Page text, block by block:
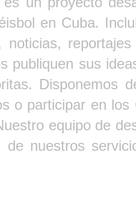
en Cuba.
noticias,
publiquen sus
Disponemos
o participar en
equipo de
de nuestros